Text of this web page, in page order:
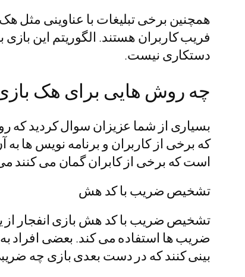
همچنین برخی تبلیغات با عناوینی مثل
فریب کاربران هستند. الگوریتم این
دستکاری نیست.
چه روش هایی برای هک بازی
بسیاری از شما عزیزان سوال کردید که
که برخی از کاربران و برنامه نویس ها
است که برخی از کابران گمان می کنند می
تشخیص ضریب با کد هش
تشخیص ضریب با کد هش بازی انفجار از
ضریب ها استفاده می کند. بعضی افراد به
بینی کنند که در دست بعدی بازی چه